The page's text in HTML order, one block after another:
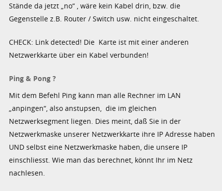
Stände da jetzt „no“ , wäre kein Kabel drin, bzw. die
Gegenstelle z.B. Router / Switch usw. nicht eingeschaltet.
CHECK: Link detected! Die Karte ist mit einer anderen
Netzwerkkarte über ein Kabel verbunden!
Ping & Pong ?
Mit dem Befehl Ping kann man alle Rechner im LAN
„anpingen“, also anstupsen, die im gleichen
Netzwerksegment liegen. Dies meint, daß Sie in der
Netzwerkmaske unserer Netzwerkkarte ihre IP Adresse haben
UND selbst eine Netzwerkmaske haben, die unsere IP
einschliesst. Wie man das berechnet, könnt Ihr im Netz
nachlesen.